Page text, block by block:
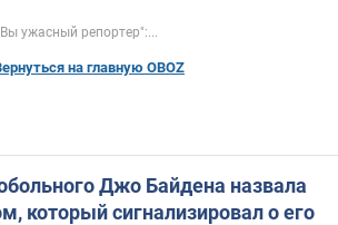
ужасный репортер":...
на главную OBOZ
Джо Байдена назвала
который сигнализировал о его